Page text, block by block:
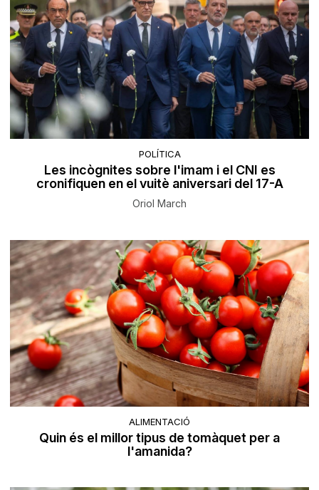
POLÍTICA
Les incògnites sobre l'imam i el CNI es
cronifiquen en el vuitè aniversari del 17-A
Oriol March
ALIMENTACIÓ
Quin és el millor tipus de tomàquet per a
l'amanida?